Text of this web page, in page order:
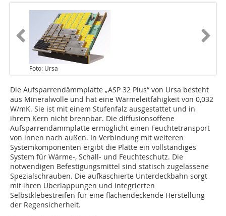
Foto: Ursa
Die Aufsparrendämmplatte „ASP 32 Plus“ von Ursa besteht
aus Mineralwolle und hat eine Wärmeleitfähigkeit von 0,032
W/mK. Sie ist mit einem Stufenfalz ausgestattet und in
ihrem Kern nicht brennbar. Die diffusionsoffene
Aufsparrendämmplatte ermöglicht einen Feuchtetransport
von innen nach außen. In Verbindung mit weiteren
Systemkomponenten ergibt die Platte ein vollständiges
System für Wärme-, Schall- und Feuchteschutz. Die
notwendigen Befestigungsmittel sind statisch zugelassene
Spezialschrauben. Die aufkaschierte Unterdeckbahn sorgt
mit ihren Überlappungen und integrierten
Selbstklebestreifen für eine flächendeckende Herstellung
der Regensicherheit.